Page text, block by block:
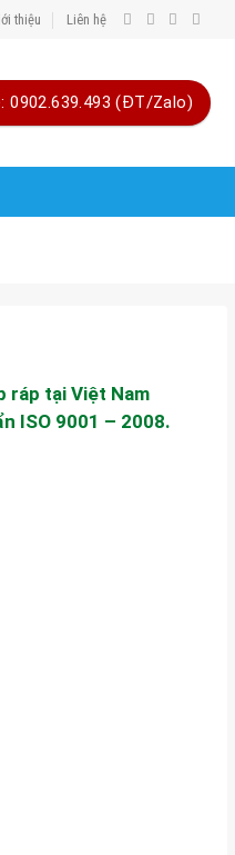
thiệu Liên hệ
0902.639.493 (ĐT/Zalo)
ráp tại Việt Nam
ISO 9001 – 2008.